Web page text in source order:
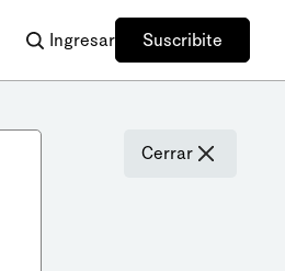
Ingresar Suscribite
Cerrar